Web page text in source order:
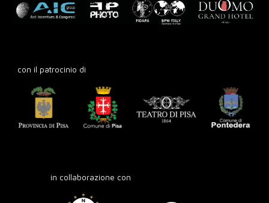
con il patrocinio di
in collaborazione con